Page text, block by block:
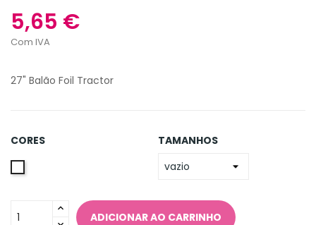
5,65 €
Com IVA
27" Balão Foil Tractor
CORES
Única
TAMANHOS
ADICIONAR AO CARRINHO